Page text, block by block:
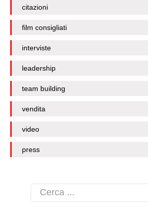
citazioni
film consigliati
interviste
leadership
team building
vendita
video
press